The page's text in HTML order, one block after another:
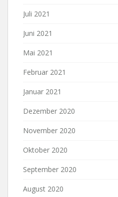
Juli 2021
Juni 2021
Mai 2021
Februar 2021
Januar 2021
Dezember 2020
November 2020
Oktober 2020
September 2020
August 2020